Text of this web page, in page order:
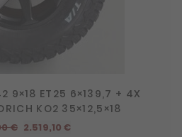
9×18 ET25 6×139,7 + 4X
KO2 35×12,5×18
€ Ursprünglicher
2.519,10€Aktueller